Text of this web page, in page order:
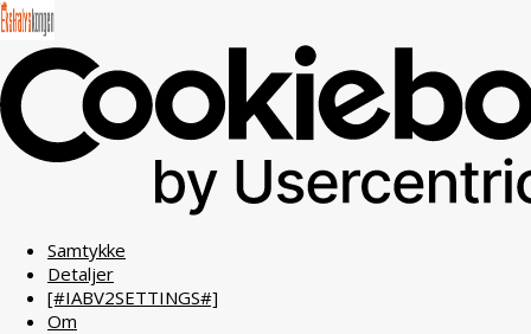
Samtykke
Detaljer
[#IABV2SETTINGS#]
Om